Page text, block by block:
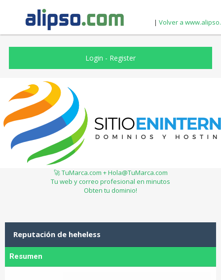
| Volver a
Login - Register
🚀 TuMarca.com + Hola@TuMarca.com
Tu web y correo profesional en minutos
Obten tu dominio!
Reputación de heheless
Resumen